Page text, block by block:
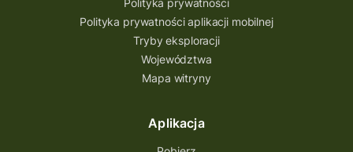
Polityka prywatności
Polityka prywatności aplikacji mobilnej
Tryby eksploracji
Województwa
Mapa witryny
Aplikacja